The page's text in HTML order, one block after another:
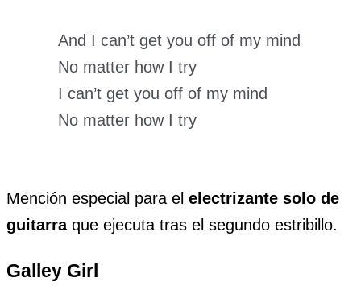
And I can’t get you off of my mind
No matter how I try
I can’t get you off of my mind
No matter how I try
Mención especial para el electrizante solo de
guitarraque ejecuta tras el segundo estribillo.
Galley Girl